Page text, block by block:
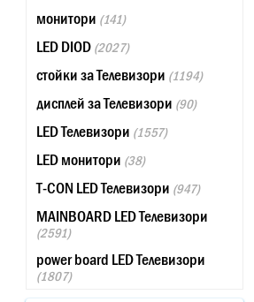
монитори (141)
LED DIOD (2027)
стойки за Телевизори (1194)
дисплей за Телевизори (90)
LED Телевизори (1557)
LED монитори (38)
T-CON LED Телевизори (947)
MAINBOARD LED Телевизори
(2591)
power board LED Телевизори
(1807)